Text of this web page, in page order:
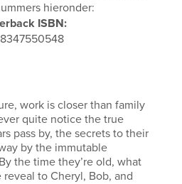
hieronder:
ISBN:
work is closer than family
quite notice the true
pass by, the secrets to their
by the immutable
the time they’re old, what
to Cheryl, Bob, and